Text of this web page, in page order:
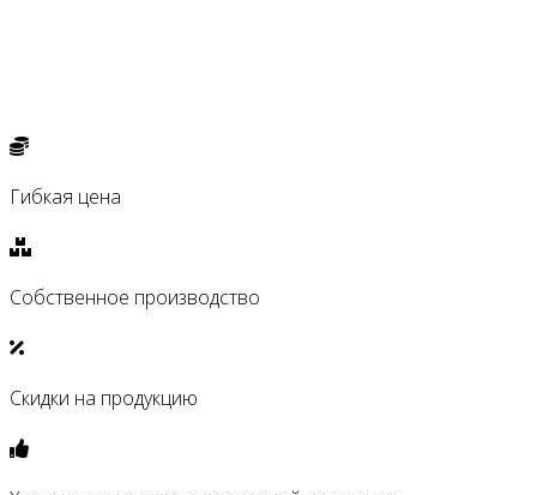
Гибкая цена
Собственное производство
Скидки на продукцию